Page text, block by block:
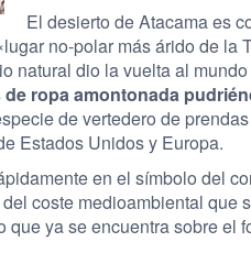
El desierto de Atacama es
no-polar más árido de la
natural dio la vuelta al
ropa amontonada
de vertedero de
Estados Unidos y Europa.
en el símbolo del
coste medioambiental que
que ya se encuentra sobre el